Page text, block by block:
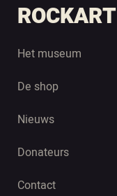
ROCKART
Het museum
De shop
Nieuws
Donateurs
Contact